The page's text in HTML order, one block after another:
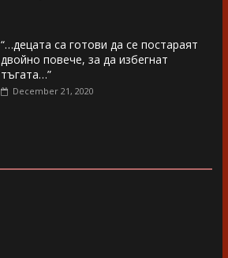
“…децата са готови да се постараят
двойно повече, за да избегнат
тъгата…”
December 21, 2020